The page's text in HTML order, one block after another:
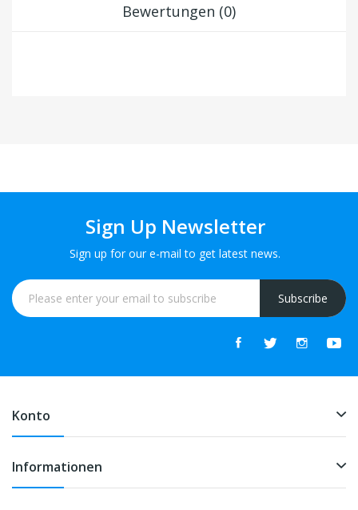
Bewertungen (0)
Sign Up Newsletter
Sign up for our e-mail to get latest news.
Subscribe
Konto
Informationen